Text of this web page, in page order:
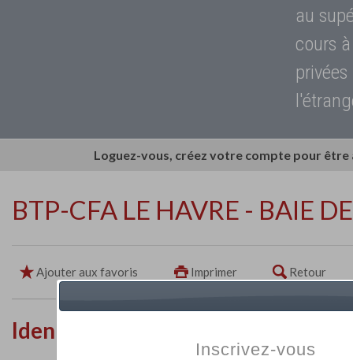
au
cours
Loguez-vous, créez votre compte pour
BTP-CFA LE HAVRE - BAIE
Ajouter aux favoris Imprimer Retour
Identité de l'établissement
Inscrivez-vous